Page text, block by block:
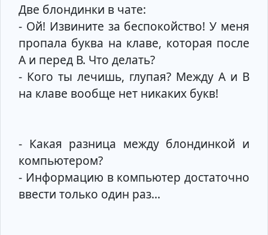
Две блондинки в чате:
- Ой! Извините за беспокойство! У меня
пропала буква на клаве, которая после
А и перед В. Что делать?
- Кого ты лечишь, глупая? Между А и В
на клаве вообще нет никаких букв!
- Какая разница между блондинкой и
компьютером?
- Информацию в компьютер достаточно
ввести только один раз…